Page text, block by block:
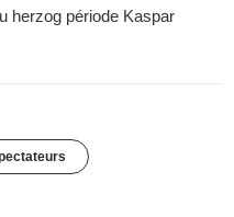
herzog période Kaspar